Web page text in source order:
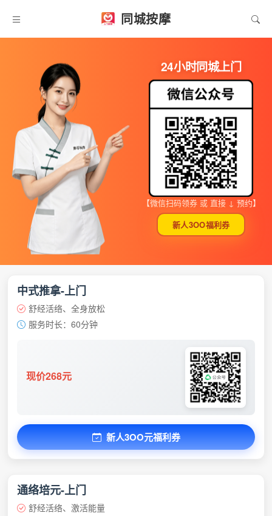
同城按摩
24小时同城上门
【微信扫码领券 或 直接 ↓ 预约】
新人3OO福利券
中式推拿-上门
舒经活络、全身放松
服务时长：60分钟
现价268元
新人3OO元福利券
通络培元-上门
舒经活络、激活能量